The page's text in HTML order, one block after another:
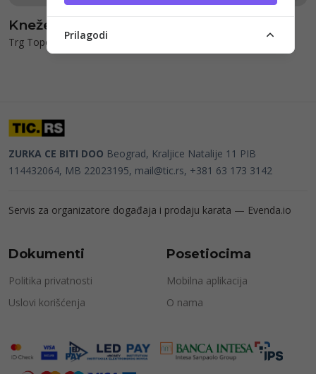
Knežev arsenal
Trg Topolivaca 4
ZURKA CE BITI DOO Beograd, Kraljice Natalije 11 PIB
114432064, MB 22023195, mail@tic.rs, +381 63 173 3142
Servis za organizatore događaja i prodaju karata — Evenda.io
Dokumenti
Politika privatnosti
Uslovi korišćenja
Posetiocima
Mobilna aplikacija
O nama
Prilagodi